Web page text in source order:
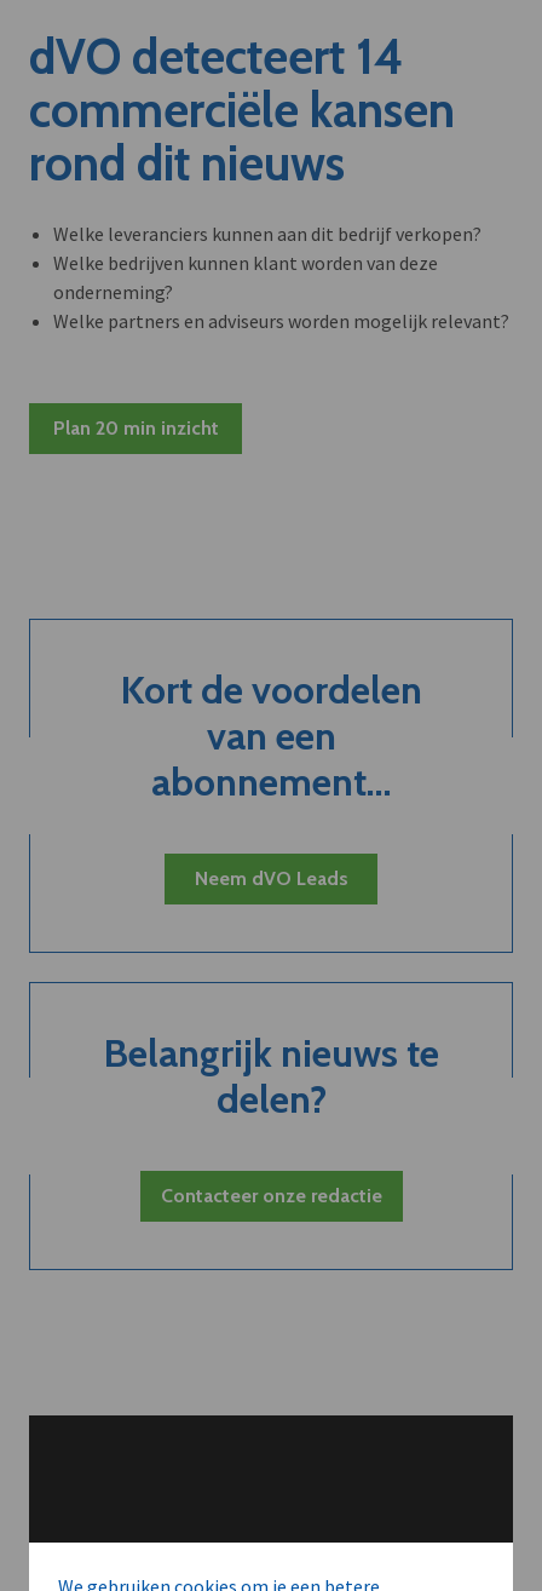
We gebruiken cookies om je een betere
dVO detecteert 14
commerciële kansen
rond dit nieuws
Welke leveranciers kunnen aan dit bedrijf verkopen?
Welke bedrijven kunnen klant worden van deze
onderneming?
Welke partners en adviseurs worden mogelijk relevant?
Plan 20 min inzicht
Kort de voordelen
van een
abonnement...
Neem dVO Leads
Belangrijk nieuws te
delen?
Contacteer onze redactie